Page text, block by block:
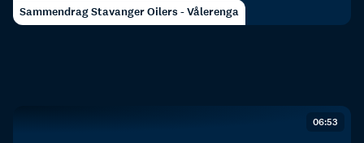
Sammendrag Stavanger Oilers - Vålerenga
06:53